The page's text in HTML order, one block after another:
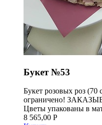
Букет №53
Букет розовых роз (70
ограничено!
Цветы упакованы в
8 565,00 Р